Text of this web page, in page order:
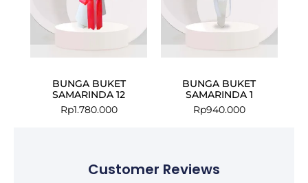
BUNGA BUKET
SAMARINDA 12
Rp1.780.000
BUNGA BUKET
SAMARINDA 1
Rp940.000
Customer Reviews